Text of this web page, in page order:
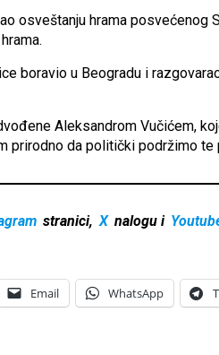
osveštanju hrama posvećenog
boravio u Beogradu i
Aleksandrom Vučićem,
prirodno da politički podržimo
stranici, X nalogu i
Email WhatsApp